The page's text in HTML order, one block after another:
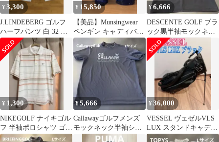
¥3,300
J.LINDEBERG ゴルフ
ハーフパンツ 白 32 ジ
ェイリンドバーグ メン
ズ
¥ 15,850
【美品】Munsingwear
ペンギン キャディバッ
グ ネイビー 送料無料
¥6,666
DESCENTE GOLF ブラ
ック黒半袖モックネッ
クシャツ Lサイズ
¥ 1,300
NIKEGOLF ナイキゴル
フ 半袖ポロシャツ ゴル
フウェア メンズ
¥5,666
Callawayゴルフメンズ
モックネック半袖シャ
ツ ネイビーLサイズ
¥36,000
VESSEL ヴェゼルVLS
LUX スタンドキャディ
バッグ 黒